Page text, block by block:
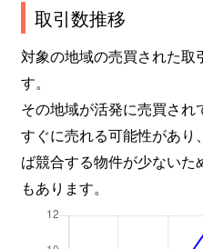
取引数推移
対象の地域の売買された
す。
その地域が活発に売買さ
すぐに売れる可能性があ
ば競合する物件が少ない
もあります。